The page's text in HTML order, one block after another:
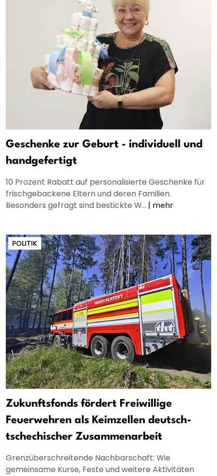
Geschenke zur Geburt - individuell und
handgefertigt
10 Prozent Rabatt auf personalisierte Geschenke für
frischgebackene Eltern und deren Familien.
Besonders gefragt sind bestickte W... | mehr
POLITIK
Zukunftsfonds fördert Freiwillige
Feuerwehren als Keimzellen deutsch-
tschechischer Zusammenarbeit
Grenzüberschreitende Nachbarschaft: Wie
gemeinsame Kurse, Feste und weitere Aktivitäten